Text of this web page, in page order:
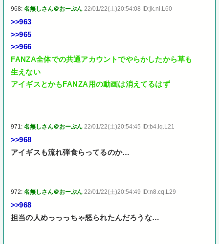
968:名無しさん＠おーぷん 22/01/22(土)20:54:08 ID:jk.ni.L60
>>963
>>965
>>966
FANZA全体での共通アカウントでやらかしたから草も
生えない
アイギスとかもFANZA用の動画は消えてるはず
971:名無しさん＠おーぷん 22/01/22(土)20:54:45 ID:b4.lq.L21
>>968
アイギスも流れ弾食らってるのか…
972:名無しさん＠おーぷん 22/01/22(土)20:54:49 ID:n8.cq.L29
>>968
担当の人めっっっちゃ怒られたんだろうな…